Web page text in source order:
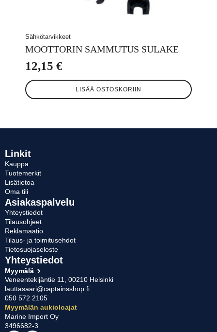
Sähkötarvikkeet
MOOTTORIN SAMMUTUS SULAKE
12,15 €
LISÄÄ OSTOSKORIIN
Linkit
Kauppa
Tuotemerkit
Lisätietoa
Oma tili
Asiakaspalvelu
Yhteystiedot
Tilausohjeet
Reklamaatio
Tilaus- ja toimitusehdot
Tietosuojaseloste
Yhteystiedot
Myymälä
Veneentekijäntie 11, 00210 Helsinki
lauttasaari@captainsshop.fi
050 572 2105
Myymälän aukioloajat
Marine Import Oy
3496682-3